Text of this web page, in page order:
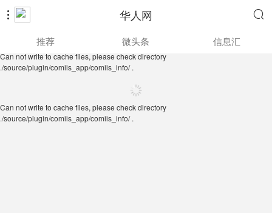
 华人网 
./source/plugin/comiis_app/comiis_info/ .
推荐 微头条 信息汇
Can not write to cache files, please check directory
./source/plugin/comiis_app/comiis_info/ .
Can not write to cache files, please check directory
./source/plugin/comiis_app/comiis_info/ .